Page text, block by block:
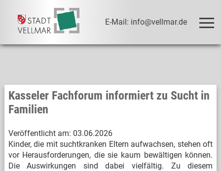
E-Mail: info@vellmar.de
Kasseler Fachforum informiert zu Sucht in
Familien
Veröffentlicht am: 03.06.2026
Kinder, die mit suchtkranken Eltern aufwachsen, stehen oft
vor Herausforderungen, die sie kaum bewältigen können.
Die Auswirkungen sind dabei vielfältig. Zu diesem